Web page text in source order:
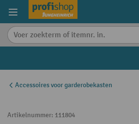
content
Accessoires voor garderobekasten
Artikelnummer: 111804